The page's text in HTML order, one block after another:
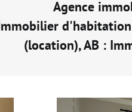
Agence
(location), AB :